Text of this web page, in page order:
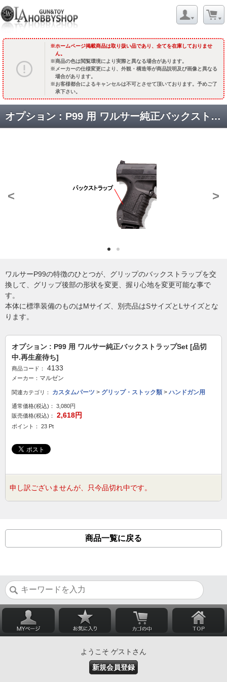
ホームページ掲載商品は取り扱い品であり、全てを在庫しておりませ
ん。
商品の色は閲覧環境により実際と異なる場合があります。
メーカーの仕様変更により、外観・構造等が商品説明及び画像と異なる
場合があります。
お客様都合によるキャンセルは不可とさせて頂いております。予めご了
承下さい。
オプション : P99 用 ワルサー純正バックストラップSet [品切中.再生産待ち]
< >
ワルサーP99の特徴のひとつが、グリップのバックストラップを交
換して、グリップ後部の形状を変更、握り心地を変更可能な事で
す。
本体に標準装備のものはMサイズ、別売品はSサイズとLサイズとな
ります。
オプション : P99 用 ワルサー純正バックストラップSet [品切
中.再生産待ち]
商品コード： 4133
メーカー： マルゼン
関連カテゴリ： カスタムパーツ > グリップ・ストック類 > ハンドガン用
通常価格(税込)：
3,080円
販売価格(税込)：
2,618円
ポイント： 23 Pt
申し訳ございませんが、只今品切れ中です。
商品一覧に戻る
ようこそ ゲストさん
新規会員登録